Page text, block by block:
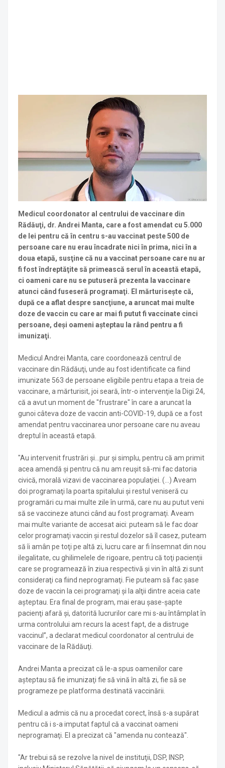
Medicul coordonator al centrului de vaccinare din
Rădăuţi, dr. Andrei Manta, care a fost amendat cu 5.000
de lei pentru că în centru s-au vaccinat peste 500 de
persoane care nu erau încadrate nici în prima, nici în a
doua etapă, susţine că nu a vaccinat persoane care nu ar
fi fost îndreptăţite să primească serul în această etapă,
ci oameni care nu se putuseră prezenta la vaccinare
atunci când fuseseră programaţi. El mărturiseşte că,
după ce a aflat despre sancţiune, a aruncat mai multe
doze de vaccin cu care ar mai fi putut fi vaccinate cinci
persoane, deşi oameni aşteptau la rând pentru a fi
imunizaţi.
Medicul Andrei Manta, care coordonează centrul de
vaccinare din Rădăuţi, unde au fost identificate ca fiind
imunizate 563 de persoane eligibile pentru etapa a treia de
vaccinare, a mărturisit, joi seară, într-o intervenţie la Digi 24,
că a avut un moment de "frustrare" în care a aruncat la
gunoi câteva doze de vaccin anti-COVID-19, după ce a fost
amendat pentru vaccinarea unor persoane care nu aveau
dreptul în această etapă.
"Au intervenit frustrări şi...pur şi simplu, pentru că am primit
acea amendă şi pentru că nu am reuşit să-mi fac datoria
civică, morală vizavi de vaccinarea populaţiei. (...) Aveam
doi programaţi la poarta spitalului şi restul veniseră cu
programări cu mai multe zile în urmă, care nu au putut veni
să se vaccineze atunci când au fost programaţi. Aveam
mai multe variante de accesat aici: puteam să le fac doar
celor programaţi vaccin şi restul dozelor să îl casez, puteam
să îi amân pe toţi pe altă zi, lucru care ar fi însemnat din nou
ilegalitate, cu ghilimelele de rigoare, pentru că toţi pacienţii
care se programează în ziua respectivă şi vin în altă zi sunt
consideraţi ca fiind neprogramaţi. Fie puteam să fac şase
doze de vaccin la cei programaţi şi la alţii dintre aceia cate
aşteptau. Era final de program, mai erau şase-şapte
pacienţi afară şi, datorită lucrurilor care mi s-au întâmplat în
urma controlului am recurs la acest fapt, de a distruge
vaccinul”, a declarat medicul coordonator al centrului de
vaccinare de la Rădăuţi.
Andrei Manta a precizat că le-a spus oamenilor care
aşteptau să fie imunizaţi fie să vină în altă zi, fie să se
programeze pe platforma destinată vaccinării.
Medicul a admis că nu a procedat corect, însă s-a supărat
pentru că i s-a imputat faptul că a vaccinat oameni
neprogramaţi. El a precizat că "amenda nu contează".
"Ar trebui să se rezolve la nivel de instituţii, DSP, INSP,